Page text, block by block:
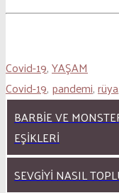
Covid-19,YAŞAM
Covid-19, pandemi,rüya,
BARBIE VE
EŞIKLERI
SEVGIYI NASIL